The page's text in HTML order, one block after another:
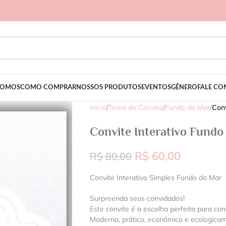
COMO COMPRARNOSSOS PRODUTOSEVENTOSGÊNERO FALE
Início/Tema do Convite/Fundo do Mar/
Convite Interativo
R$80,00 R$ 60,00
Convite Interativo Simples Fundo do Mar
Surpreenda seus convidados!
Este convite é a escolha perfeita para
Moderno, prático, econômico e